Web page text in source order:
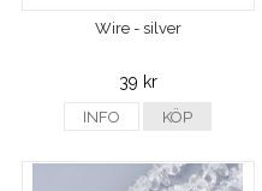
Wire - silver
39 kr
INFO KÖP